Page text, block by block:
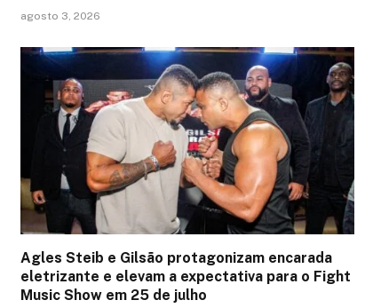
agosto 3, 2026
Agles Steib e Gilsão protagonizam encarada
eletrizante e elevam a expectativa para o Fight
Music Show em 25 de julho